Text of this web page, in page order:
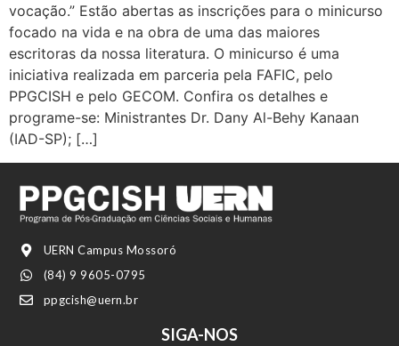
vocação.” Estão abertas as inscrições para o minicurso
focado na vida e na obra de uma das maiores
escritoras da nossa literatura. O minicurso é uma
iniciativa realizada em parceria pela FAFIC, pelo
PPGCISH e pelo GECOM. Confira os detalhes e
programe-se: Ministrantes Dr. Dany Al-Behy Kanaan
(IAD-SP); […]
UERN Campus Mossoró
(84) 9 9605-0795
ppgcish@uern.br
SIGA-NOS